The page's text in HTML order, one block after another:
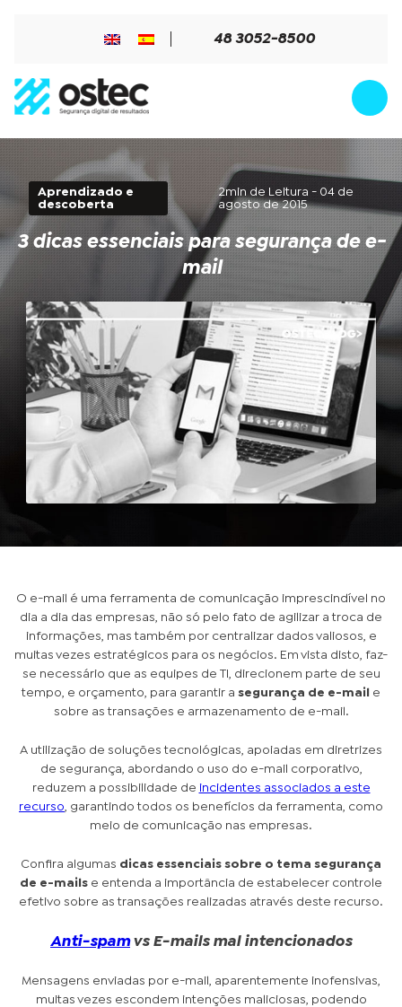
48 3052-8500
Aprendizado e
descoberta
2min de Leitura - 04 de
agosto de 2015
3 dicas essenciais para segurança de e-
mail
O e-mail é uma ferramenta de comunicação imprescindível no
dia a dia das empresas, não só pelo fato de agilizar a troca de
informações, mas também por centralizar dados valiosos, e
muitas vezes estratégicos para os negócios. Em vista disto, faz-
se necessário que as equipes de TI, direcionem parte de seu
tempo, e orçamento, para garantir a segurança de e-mail
e
sobre as transações e armazenamento de e-mail.
A utilização de soluções tecnológicas, apoiadas em diretrizes
de segurança, abordando o uso do e-mail corporativo,
reduzem a possibilidade de incidentes associados a este
recurso , garantindo todos os benefícios da ferramenta, como
meio de comunicação nas empresas.
Confira algumas dicas essenciais sobre o tema segurança
de e-mails e entenda a importância de estabelecer controle
efetivo sobre as transações realizadas através deste recurso.
Anti-spamvs E-mails mal intencionados
Mensagens enviadas por e-mail, aparentemente inofensivas,
muitas vezes escondem intenções maliciosas, podendo